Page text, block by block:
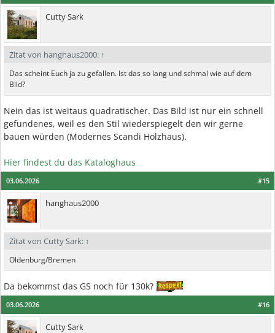
Cutty Sark
Zitat von hanghaus2000: ↑
Das scheint Euch ja zu gefallen. Ist das so lang und schmal wie auf dem
Bild?
Nein das ist weitaus quadratischer. Das Bild ist nur ein schnell
gefundenes, weil es den Stil wiederspiegelt den wir gerne
bauen würden (Modernes Scandi Holzhaus).
Hier findest du das Kataloghaus
#15
03.06.2026
hanghaus2000
Zitat von Cutty Sark: ↑
Oldenburg/Bremen
Da bekommst das GS noch für 130k?
#16
03.06.2026
Cutty Sark